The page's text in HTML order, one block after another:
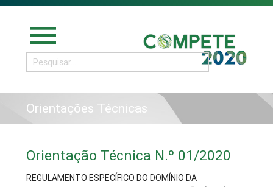
menu
Orientações Técnicas
Orientação Técnica N.º 01/2020
REGULAMENTO ESPECÍFICO DO DOMÍNIO DA